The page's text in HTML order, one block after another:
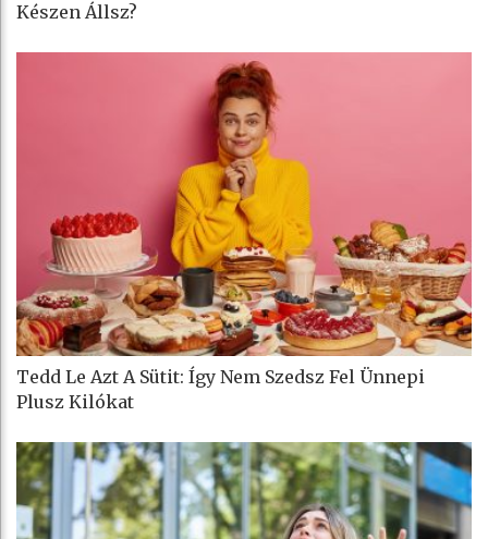
Készen Állsz?
Tedd Le Azt A Sütit: Így Nem Szedsz Fel Ünnepi
Plusz Kilókat